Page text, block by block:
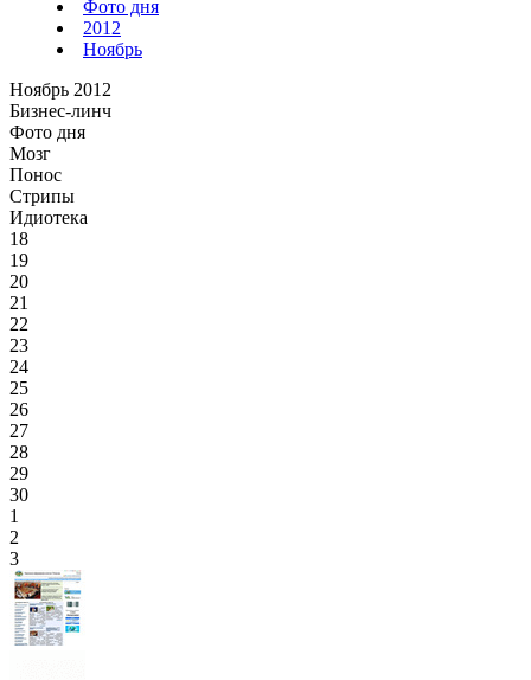
Фото дня
2012
Ноябрь
Ноябрь 2012
Бизнес-линч
Фото дня
Мозг
Понос
Стрипы
Идиотека
18
19
20
21
22
23
24
25
26
27
28
29
30
1
2
3